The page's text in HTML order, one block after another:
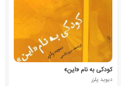
کودکی به نام «این»
دیوید پلزر